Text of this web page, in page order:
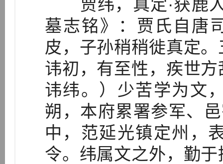
贾纬，真定·获鹿人
墓志铭》：贾氏自唐
皮，子孙稍稍徙真定
讳初，有至性，疾世
讳纬。）少苦学为文
朔，本府累署参军、
中，范延光镇定州，
令。纬属文之外，勤